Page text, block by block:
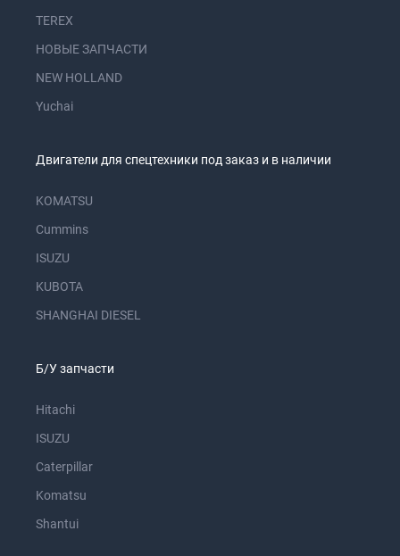
TEREX
НОВЫЕ ЗАПЧАСТИ
NEW HOLLAND
Yuchai
Двигатели для спецтехники под заказ и в наличии
KOMATSU
Cummins
ISUZU
KUBOTA
SHANGHAI DIESEL
Б/У запчасти
Hitachi
ISUZU
Caterpillar
Komatsu
Shantui